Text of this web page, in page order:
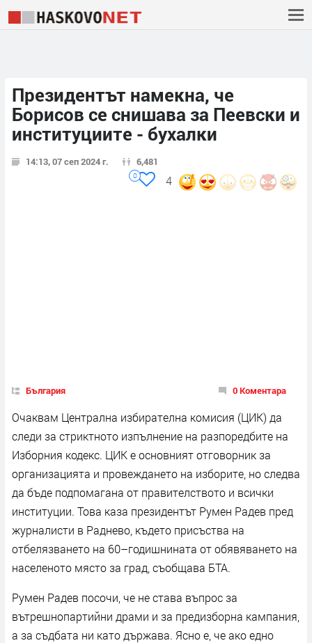
Президентът намекна, че
Борисов се снишава за Пеевски и
институциите - бухалки
14:13, 07 сеп 2024 г. 6,481
4
0
България 0 Коментара
Очаквам Централна избирателна комисия (ЦИК) да
следи за стриктното изпълнение на разпоредбите на
Изборния кодекс. ЦИК е основният отговорник за
организацията и провеждането на изборите, но следва
да бъде подпомагана от правителството и всички
институции. Това каза президентът Румен Радев пред
журналисти в Раднево, където присъства на
отбелязването на 60–годишнината от обявяването на
населеното място за град, съобщава БТА.
Румен Радев посочи, че не става въпрос за
вътрешнопартийни драми и за предизборна кампания,
а за съдбата ни като държава. Ясно е, че ако едно